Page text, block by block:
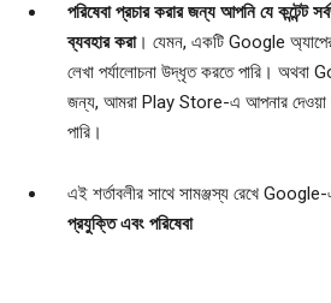
পরিষেবা প্রচার করার জন্য আপনি যে কন্টেন্ট
ব্যবহার করা। যেমন, একটি Google
লেখা পর্যালোচনা উদ্ধৃত করতে পারি। অথবা
জন্য, আমরা Play Store-এ আপনার দেওয়া
পারি।
এই শর্তাবলীর সাথে সামঞ্জস্য রেখে
প্রযুক্তি এবং পরিষেবা